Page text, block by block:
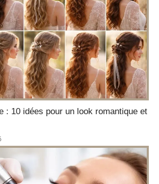
: 10 idées pour un look romantique et